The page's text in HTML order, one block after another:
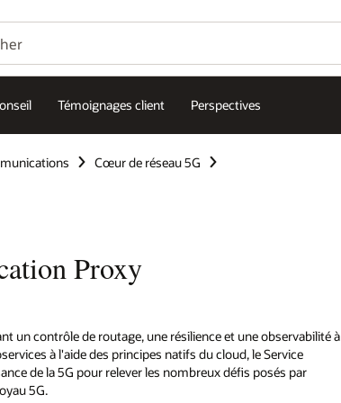
Témoignages client Perspectives
Cœur de réseau 5G
Proxy
un contrôle de routage, une résilience et une observabilité à
à l'aide des principes natifs du cloud, le Service
de la 5G pour relever les nombreux défis posés par
5G.